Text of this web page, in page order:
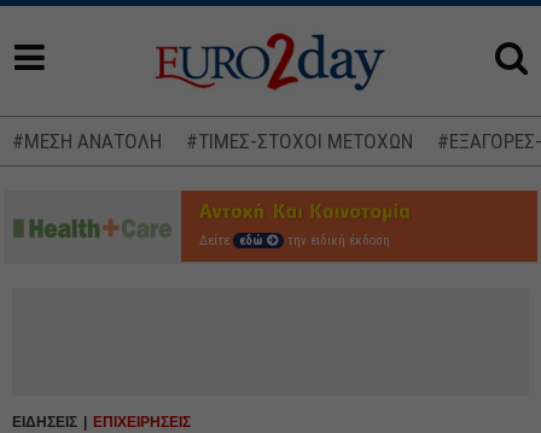
#ΜΕΣΗ ΑΝΑΤΟΛΗ #ΤΙΜΕΣ-ΣΤΟΧΟΙ ΜΕΤΟΧΩΝ
Δείτε εδώ την ειδική έκδοση
ΕΙΔΗΣΕΙΣ ΕΠΙΧΕΙΡΗΣΕΙΣ